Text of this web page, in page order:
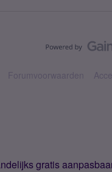
Forumvoorwaarden
gratis